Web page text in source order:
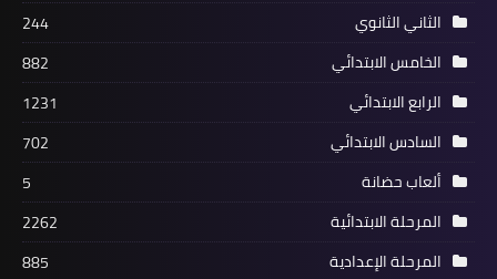
الثاني الثانوي
244
الخامس الابتدائي
882
الرابع الابتدائي
1231
السادس الابتدائي
702
ألعاب حضانة
5
المرحلة الابتدائية
2262
المرحلة الإعدادية
885